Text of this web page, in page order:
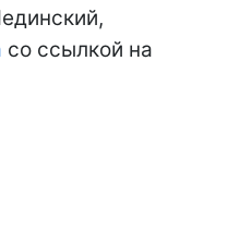
со ссылкой на